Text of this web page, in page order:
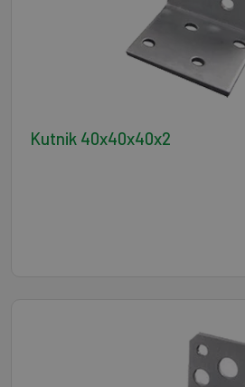
Kutnik 40x40x40x2